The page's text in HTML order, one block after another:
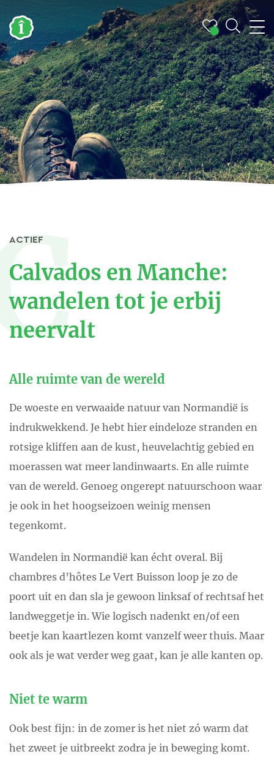
ACTIEF
Calvados en Manche:
wandelen tot je erbij
neervalt
Alle ruimte van de wereld
De woeste en verwaaide natuur van Normandië is
indrukwekkend. Je hebt hier eindeloze stranden en
rotsige kliffen aan de kust, heuvelachtig gebied en
moerassen wat meer landinwaarts. En alle ruimte
van de wereld. Genoeg ongerept natuurschoon waar
je ook in het hoogseizoen weinig mensen
tegenkomt.
Wandelen in Normandië kan écht overal. Bij
chambres d’hôtes Le Vert Buisson loop je zo de
poort uit en dan sla je gewoon linksaf of rechtsaf het
landweggetje in. Wie logisch nadenkt en/of een
beetje kan kaartlezen komt vanzelf weer thuis. Maar
ook als je wat verder weg gaat, kan je alle kanten op.
Niet te warm
Ook best fijn: in de zomer is het niet zó warm dat
het zweet je uitbreekt zodra je in beweging komt.